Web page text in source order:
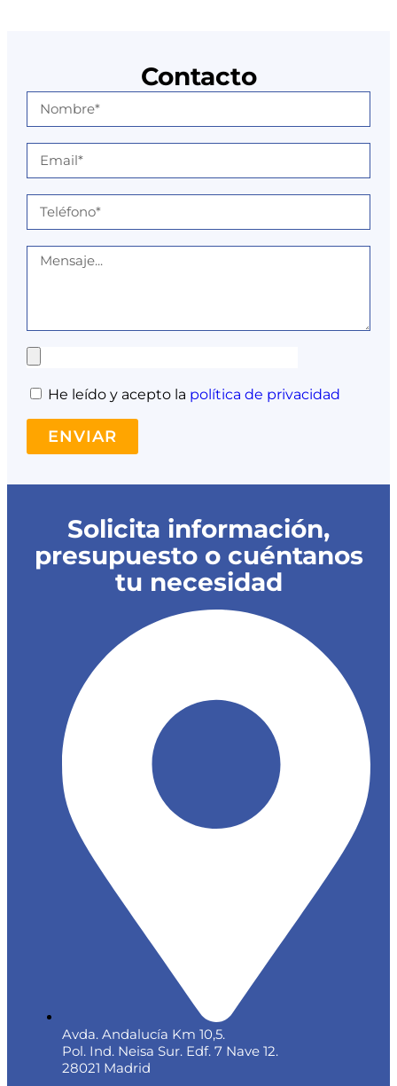
Solicita información,
presupuesto o cuéntanos
tu necesidad
Avda. Andalucía Km 10,5.
Pol. Ind. Neisa Sur. Edf. 7 Nave 12.
28021 Madrid
Contacto
He leído y acepto la política de privacidad
ENVIAR